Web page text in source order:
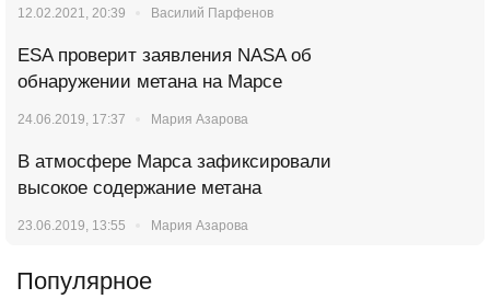
12.02.2021, 20:39 Василий Парфенов
ESA проверит заявления NASA об
обнаружении метана на Марсе
24.06.2019, 17:37 Мария Азарова
В атмосфере Марса зафиксировали
высокое содержание метана
23.06.2019, 13:55 Мария Азарова
Популярное